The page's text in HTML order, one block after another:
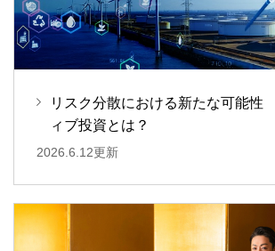
リスク分散における新たな可能
ィブ投資とは？
2026.6.12更新